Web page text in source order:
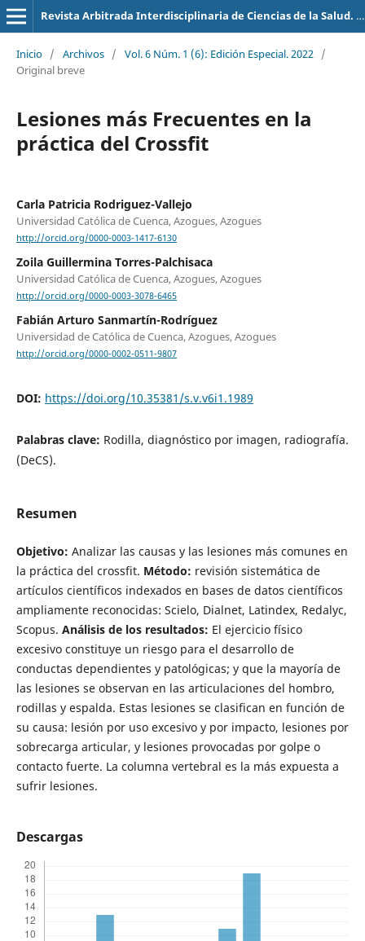
Revista Arbitrada Interdisciplinaria de Ciencias de la Salud. Salud y Vida
Inicio / Archivos / Vol. 6 Núm. 1 (6): Edición Especial. 2022 /
Original breve
Lesiones más Frecuentes en la
práctica del Crossfit
Carla Patricia Rodriguez-Vallejo
Universidad Católica de Cuenca, Azogues, Azogues
http://orcid.org/0000-0003-1417-6130
Zoila Guillermina Torres-Palchisaca
Universidad Católica de Cuenca, Azogues, Azogues
http://orcid.org/0000-0003-3078-6465
Fabián Arturo Sanmartín-Rodríguez
Universidad de Católica de Cuenca, Azogues, Azogues
http://orcid.org/0000-0002-0511-9807
DOI: https://doi.org/10.35381/s.v.v6i1.1989
Palabras clave: Rodilla, diagnóstico por imagen, radiografía.
(DeCS).
Resumen
Objetivo: Analizar las causas y las lesiones más comunes en
la práctica del crossfit. Método: revisión sistemática de
artículos científicos indexados en bases de datos científicos
ampliamente reconocidas: Scielo, Dialnet, Latindex, Redalyc,
Scopus. Análisis de los resultados: El ejercicio físico
excesivo constituye un riesgo para el desarrollo de
conductas dependientes y patológicas; y que la mayoría de
las lesiones se observan en las articulaciones del hombro,
rodillas y espalda. Estas lesiones se clasifican en función de
su causa: lesión por uso excesivo y por impacto, lesiones por
sobrecarga articular, y lesiones provocadas por golpe o
contacto fuerte. La columna vertebral es la más expuesta a
sufrir lesiones.
Descargas